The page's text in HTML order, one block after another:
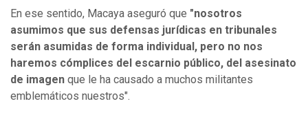
En ese sentido, Macaya aseguró que "nosotros
asumimos que sus defensas jurídicas en tribunales
serán asumidas de forma individual, pero no nos
haremos cómplices del escarnio público, del asesinato
de imagen que le ha causado a muchos militantes
emblemáticos nuestros".